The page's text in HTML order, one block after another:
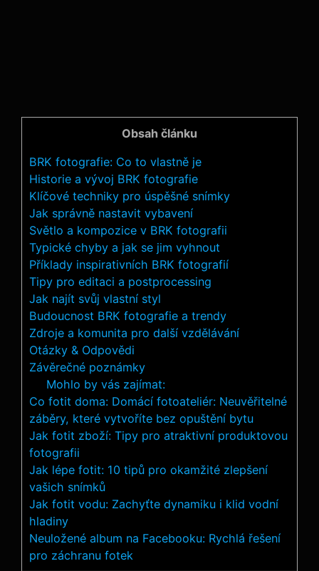
Obsah článku
BRK fotografie: Co to vlastně je
Historie a vývoj BRK fotografie
Klíčové techniky pro ‍úspěšné snímky
Jak správně nastavit vybavení
Světlo a kompozice v‍ BRK fotografii
Typické chyby a jak se jim vyhnout
Příklady⁣ inspirativních⁤ BRK fotografií
Tipy pro editaci a postprocessing
Jak najít svůj vlastní styl
Budoucnost BRK fotografie⁣ a trendy
Zdroje ‌a komunita pro ‌další vzdělávání
Otázky & Odpovědi
Závěrečné⁣ poznámky
Mohlo by vás zajímat:
Co fotit doma: Domácí fotoateliér: Neuvěřitelné
záběry, které vytvoříte bez opuštění bytu
Jak fotit zboží: Tipy pro atraktivní produktovou
fotografii
Jak lépe fotit: 10 tipů pro okamžité zlepšení
vašich snímků
Jak fotit vodu: Zachyťte dynamiku i klid vodní
hladiny
Neuložené album na Facebooku: Rychlá řešení
pro záchranu fotek